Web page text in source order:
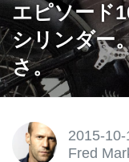
エピソード
シリンダー
さ。
2015-10-
Fred